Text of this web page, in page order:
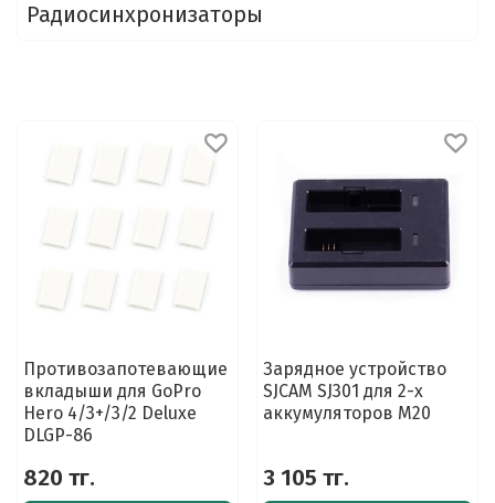
Радиосинхронизаторы
Противозапотевающие
вкладыши для GoPro
Hero 4/3+/3/2 Deluxe
DLGP-86
820 тг.
Зарядное устройство
SJCAM SJ301 для 2-х
аккумуляторов M20
3 105 тг.